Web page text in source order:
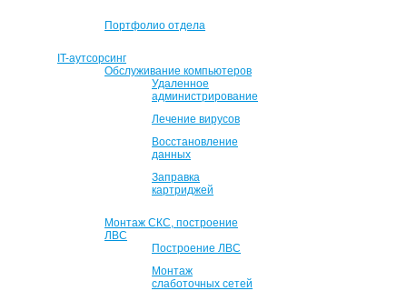
Портфолио отдела
IT-аутсорсинг
Обслуживание компьютеров
Удаленное
администрирование
Лечение вирусов
Восстановление
данных
Заправка
картриджей
Монтаж СКС, построение
ЛВС
Построение ЛВС
Монтаж
слаботочных сетей